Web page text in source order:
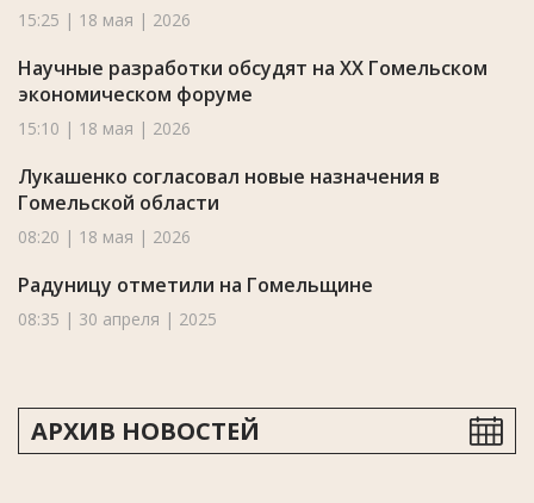
15:25 | 18 мая | 2026
Научные разработки обсудят на XX Гомельском
экономическом форуме
15:10 | 18 мая | 2026
Лукашенко согласовал новые назначения в
Гомельской области
08:20 | 18 мая | 2026
Радуницу отметили на Гомельщине
08:35 | 30 апреля | 2025
АРХИВ НОВОСТЕЙ